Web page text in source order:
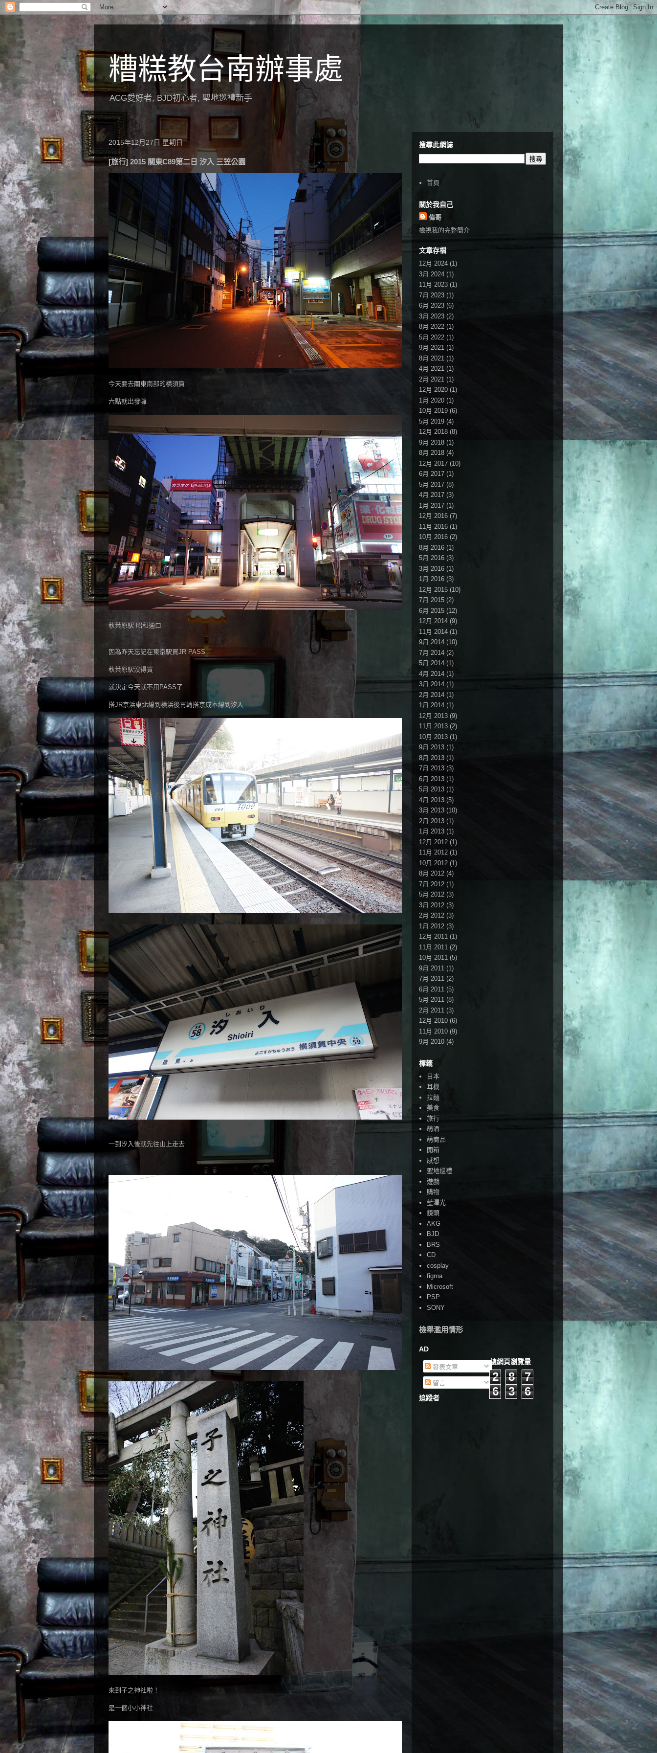
糟糕教台南辦事處
ACG愛好者, BJD初心者, 聖地巡禮新手
2015年12月27日 星期日
[旅行] 2015 關東C89第二日 汐入 三笠公園
今天要去關東南部的橫須賀
六點就出發囉
秋葉原駅 昭和通口
因為昨天忘記在東京駅買JR PASS
秋葉原駅沒得買
就決定今天就不用PASS了
搭JR京浜東北線到橫浜後再轉搭京成本線到汐入
一到汐入後就先往山上走去
來到子之神社啦！
是一個小小神社
搜尋此網誌
首頁
關於我自己
偉哥
檢視我的完整簡介
文章存檔
12月 2024 (1)
3月 2024 (1)
11月 2023 (1)
7月 2023 (1)
6月 2023 (6)
3月 2023 (2)
8月 2022 (1)
5月 2022 (1)
9月 2021 (1)
8月 2021 (1)
4月 2021 (1)
2月 2021 (1)
12月 2020 (1)
1月 2020 (1)
10月 2019 (6)
5月 2019 (4)
12月 2018 (8)
9月 2018 (1)
8月 2018 (4)
12月 2017 (10)
6月 2017 (1)
5月 2017 (8)
4月 2017 (3)
1月 2017 (1)
12月 2016 (7)
11月 2016 (1)
10月 2016 (2)
8月 2016 (1)
5月 2016 (3)
3月 2016 (1)
1月 2016 (3)
12月 2015 (10)
7月 2015 (2)
6月 2015 (12)
12月 2014 (9)
11月 2014 (1)
9月 2014 (10)
7月 2014 (2)
5月 2014 (1)
4月 2014 (1)
3月 2014 (1)
2月 2014 (1)
1月 2014 (1)
12月 2013 (9)
11月 2013 (2)
10月 2013 (1)
9月 2013 (1)
8月 2013 (1)
7月 2013 (3)
6月 2013 (1)
5月 2013 (1)
4月 2013 (5)
3月 2013 (10)
2月 2013 (1)
1月 2013 (1)
12月 2012 (1)
11月 2012 (1)
10月 2012 (1)
8月 2012 (4)
7月 2012 (1)
5月 2012 (3)
3月 2012 (3)
2月 2012 (3)
1月 2012 (3)
12月 2011 (1)
11月 2011 (2)
10月 2011 (5)
9月 2011 (1)
7月 2011 (2)
6月 2011 (5)
5月 2011 (8)
2月 2011 (3)
12月 2010 (6)
11月 2010 (9)
9月 2010 (4)
標籤
日本
耳機
拉麵
美食
旅行
萌酒
萌商品
開箱
感想
聖地巡禮
遊戲
購物
藍澤光
鏡頭
AKG
BJD
BRS
CD
cosplay
figma
Microsoft
PSP
SONY
檢舉濫用情形
AD
發表文章
留言
總網頁瀏覽量
2 8
7
6
3 6
追蹤者